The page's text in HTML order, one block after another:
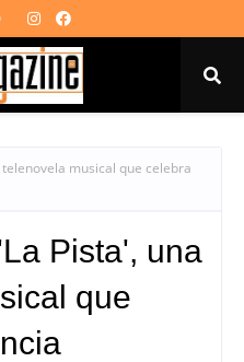
musical que celebra
Pista', una
que